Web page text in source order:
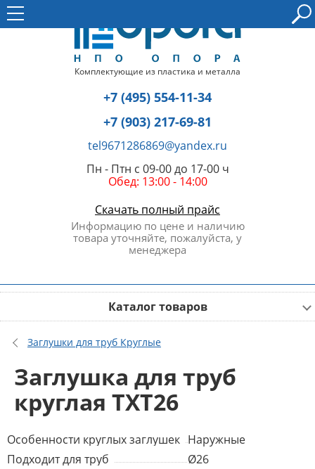
Комплектующие из пластика и металла
+7 (495) 554-11-34
+7 (903) 217-69-81
tel9671286869@yandex.ru
Пн - Птн с 09-00 до 17-00 ч
Обед: 13:00 - 14:00
Скачать полный прайс
Информацию по цене и наличию
товара уточняйте, пожалуйста, у
менеджера
Каталог товаров
Заглушки для труб Круглые
Заглушка для труб
круглая TXT26
Особенности круглых заглушек Наружные
Подходит для труб
Ø26